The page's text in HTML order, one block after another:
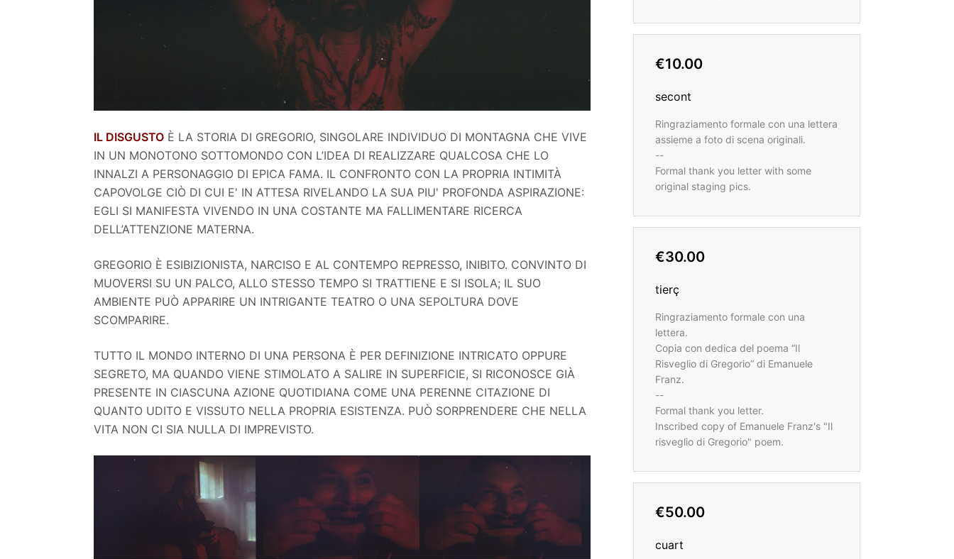
IL DISGUSTO È LA STORIA DI GREGORIO, SINGOLARE INDIVIDUO DI MONTAGNA CHE VIVE
IN UN MONOTONO SOTTOMONDO CON L’IDEA DI REALIZZARE QUALCOSA CHE LO
INNALZI A PERSONAGGIO DI EPICA FAMA. IL CONFRONTO CON LA PROPRIA INTIMITÀ
CAPOVOLGE CIÒ DI CUI E' IN ATTESA RIVELANDO LA SUA PIU' PROFONDA ASPIRAZIONE:
EGLI SI MANIFESTA VIVENDO IN UNA COSTANTE MA FALLIMENTARE RICERCA
DELL’ATTENZIONE MATERNA.
GREGORIO È ESIBIZIONISTA, NARCISO E AL CONTEMPO REPRESSO, INIBITO. CONVINTO DI
MUOVERSI SU UN PALCO, ALLO STESSO TEMPO SI TRATTIENE E SI ISOLA; IL SUO
AMBIENTE PUÒ APPARIRE UN INTRIGANTE TEATRO O UNA SEPOLTURA DOVE
SCOMPARIRE.
TUTTO IL MONDO INTERNO DI UNA PERSONA È PER DEFINIZIONE INTRICATO OPPURE
SEGRETO, MA QUANDO VIENE STIMOLATO A SALIRE IN SUPERFICIE, SI RICONOSCE GIÀ
PRESENTE IN CIASCUNA AZIONE QUOTIDIANA COME UNA PERENNE CITAZIONE DI
QUANTO UDITO E VISSUTO NELLA PROPRIA ESISTENZA. PUÒ SORPRENDERE CHE NELLA
VITA NON CI SIA NULLA DI IMPREVISTO.
€10.00
secont
Ringraziamento formale con una lettera
assieme a foto di scena originali.
--
Formal thank you letter with some
original staging pics.
€30.00
tierç
Ringraziamento formale con una
lettera.
Copia con dedica del poema “Il
Risveglio di Gregorio” di Emanuele
Franz.
--
Formal thank you letter.
Inscribed copy of Emanuele Franz's "Il
risveglio di Gregorio" poem.
€50.00
cuart